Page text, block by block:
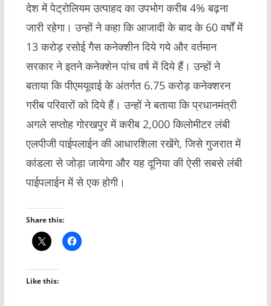
देश में पेट्रोलियम उत्पाहद का उपभोग करीब 4% बढ़ना
जारी रहेगा। उन्हों ने कहा कि आजादी के बाद के 60 वर्षों में
13 करोड़ रसोई गैस कनेक्शीन दिये गये और वर्तमान
सरकार ने इतने कनेक्शेन पांच वर्ष में दिये हैं। उन्हों ने
बताया कि पीएमयूवाई के अंतर्गत 6.75 करोड़ कनेक्शरन
गरीब परिवारों को दिये हैं। उन्हों ने बताया कि प्रधानमंत्री
अगले सप्ताेह गोरखपुर में करीब 2,000 किलोमीटर लंबी
एलपीजी पाईपलाईन की आधारशिला रखेंगे, जिसे गुजरात में
कांडला से जोड़ा जायेगा और यह दूनिया की ऐसी सबसे लंबी
पाईपलाईन में से एक होगी।
Share this:
Like this: